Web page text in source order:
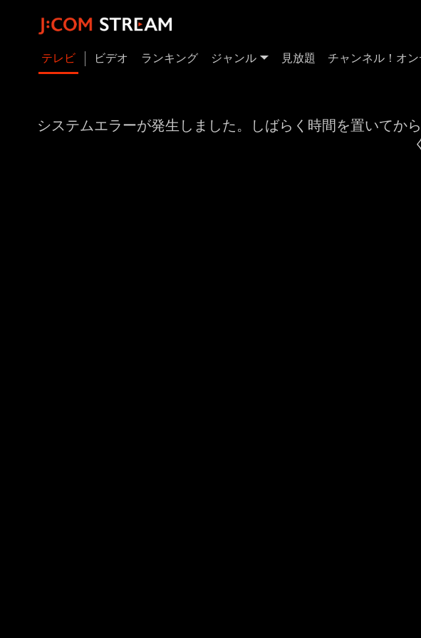
テレビ ビデオ ランキング ジャンル 見放題 チャンネル！オン
システムエラーが発生しました。しばらく時間を置いてか